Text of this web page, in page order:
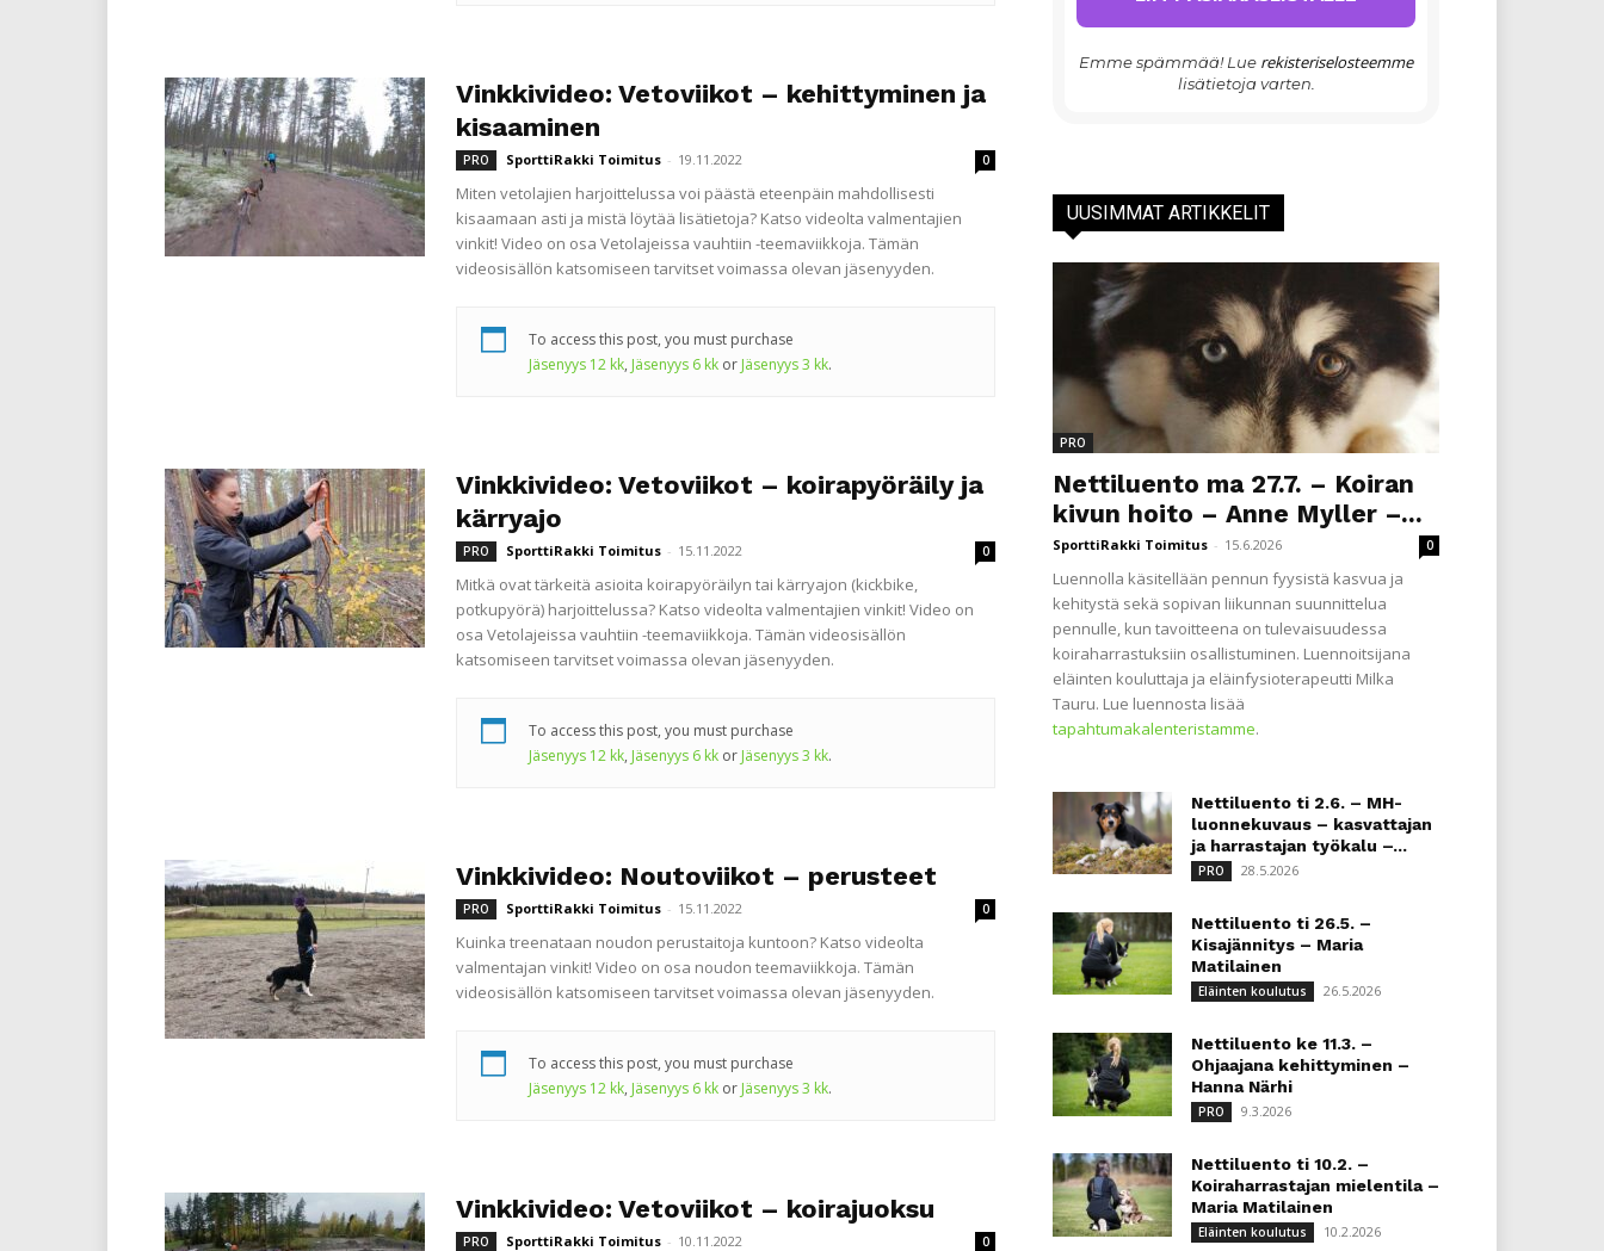
Vinkkivideo: Vetoviikot – kehittyminen ja
kisaaminen
PRO SporttiRakki Toimitus - 19.11.2022 0
Miten vetolajien harjoittelussa voi päästä eteenpäin mahdollisesti
kisaamaan asti ja mistä löytää lisätietoja? Katso videolta valmentajien
vinkit! Video on osa Vetolajeissa vauhtiin -teemaviikkoja. Tämän
videosisällön katsomiseen tarvitset voimassa olevan jäsenyyden.
To access this post, you must purchase
Jäsenyys 12 kk, Jäsenyys 6 kk or Jäsenyys 3 kk.
Vinkkivideo: Vetoviikot – koirapyöräily ja
kärryajo
PRO SporttiRakki Toimitus - 15.11.2022 0
Mitkä ovat tärkeitä asioita koirapyöräilyn tai kärryajon (kickbike,
potkupyörä) harjoittelussa? Katso videolta valmentajien vinkit! Video on
osa Vetolajeissa vauhtiin -teemaviikkoja. Tämän videosisällön
katsomiseen tarvitset voimassa olevan jäsenyyden.
To access this post, you must purchase
Jäsenyys 12 kk, Jäsenyys 6 kk or Jäsenyys 3 kk.
Vinkkivideo: Noutoviikot – perusteet
PRO SporttiRakki Toimitus - 15.11.2022 0
Kuinka treenataan noudon perustaitoja kuntoon? Katso videolta
valmentajan vinkit! Video on osa noudon teemaviikkoja. Tämän
videosisällön katsomiseen tarvitset voimassa olevan jäsenyyden.
To access this post, you must purchase
Jäsenyys 12 kk, Jäsenyys 6 kk or Jäsenyys 3 kk.
Vinkkivideo: Vetoviikot – koirajuoksu
PRO SporttiRakki Toimitus - 10.11.2022 0
Emme spämmää! Lue rekisteriselosteemme
lisätietoja varten.
UUSIMMAT ARTIKKELIT
PRO
Nettiluento ma 27.7. – Koiran
kivun hoito – Anne Myller –...
SporttiRakki Toimitus - 15.6.2026 0
Luennolla käsitellään pennun fyysistä kasvua ja
kehitystä sekä sopivan liikunnan suunnittelua
pennulle, kun tavoitteena on tulevaisuudessa
koiraharrastuksiin osallistuminen. Luennoitsijana
eläinten kouluttaja ja eläinfysioterapeutti Milka
Tauru. Lue luennosta lisää
tapahtumakalenteristamme.
Nettiluento ti 2.6. – MH-
luonnekuvaus – kasvattajan
ja harrastajan työkalu –...
PRO 28.5.2026
Nettiluento ti 26.5. –
Kisajännitys – Maria
Matilainen
Eläinten koulutus 26.5.2026
Nettiluento ke 11.3. –
Ohjaajana kehittyminen –
Hanna Närhi
PRO 9.3.2026
Nettiluento ti 10.2. –
Koiraharrastajan mielentila –
Maria Matilainen
Eläinten koulutus 10.2.2026